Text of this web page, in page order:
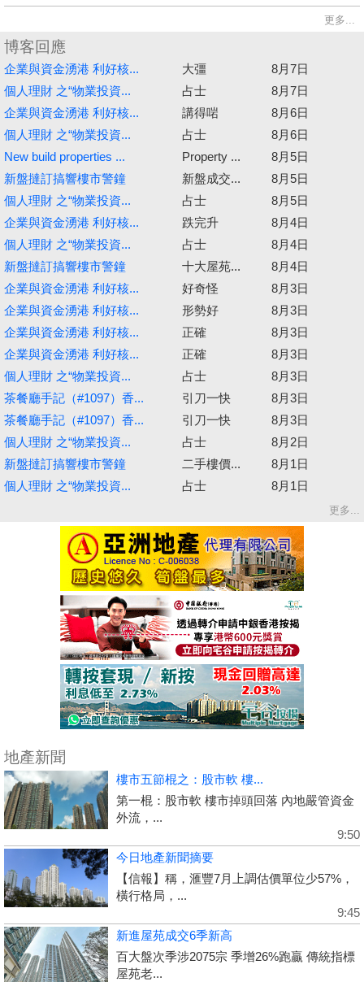
更多...
博客回應
企業與資金湧港 利好核... 大彊
8月7日
個人理財 之“物業投資...
占士
8月7日
企業與資金湧港 利好核...
講得啱
8月6日
個人理財 之“物業投資...
占士
8月6日
New build properties ...
Property ...
8月5日
新盤撻訂搞響樓市警鐘
新盤成交...
8月5日
個人理財 之“物業投資...
占士
8月5日
企業與資金湧港 利好核...
跌完升
8月4日
個人理財 之“物業投資...
占士
8月4日
新盤撻訂搞響樓市警鐘
十大屋苑...
8月4日
企業與資金湧港 利好核...
好奇怪
8月3日
企業與資金湧港 利好核...
形勢好
8月3日
企業與資金湧港 利好核...
正確
8月3日
企業與資金湧港 利好核...
正確
8月3日
個人理財 之“物業投資...
占士
8月3日
茶餐廳手記（#1097）香...
引刀一快
8月3日
茶餐廳手記（#1097）香...
引刀一快
8月3日
個人理財 之“物業投資...
占士
8月2日
新盤撻訂搞響樓市警鐘
二手樓價...
8月1日
個人理財 之“物業投資...
占士 8月1日
更多...
地產新聞
樓市五節棍之：股市軟 樓...
第一棍：股市軟 樓市掉頭回落 內地嚴管資金
外流，...
9:50
今日地產新聞摘要
【信報】稱，滙豐7月上調估價單位少57%，
橫行格局，...
9:45
新進屋苑成交6季新高
百大盤次季涉2075宗 季增26%跑贏 傳統指標
屋苑老...